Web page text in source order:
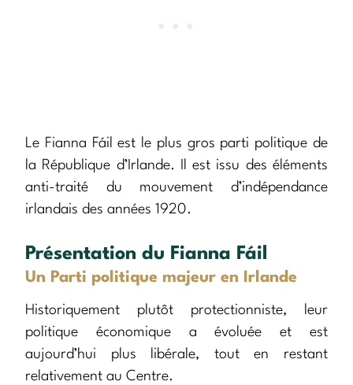
Le Fianna Fáil est le plus gros parti politique de
la République d’Irlande. Il est issu des éléments
anti-traité du mouvement d’indépendance
irlandais des années 1920.
Présentation du Fianna Fáil
Un Parti politique majeur en Irlande
Historiquement plutôt protectionniste, leur
politique économique a évoluée et est
aujourd’hui plus libérale, tout en restant
relativement au Centre.